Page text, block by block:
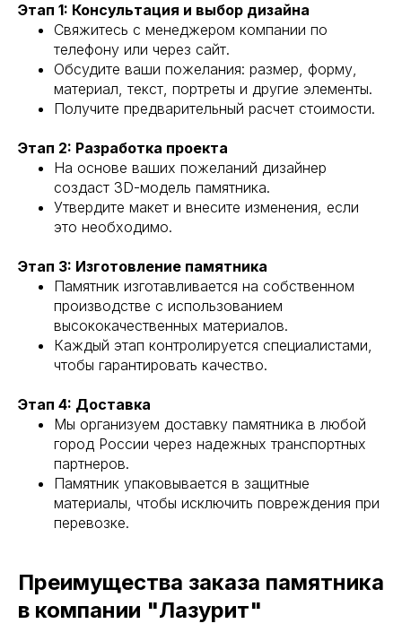
Этап 1: Консультация и выбор дизайна
Свяжитесь с менеджером компании по
телефону или через сайт.
Обсудите ваши пожелания: размер, форму,
материал, текст, портреты и другие элементы.
Получите предварительный расчет стоимости.
Этап 2: Разработка проекта
На основе ваших пожеланий дизайнер
создаст 3D-модель памятника.
Утвердите макет и внесите изменения, если
это необходимо.
Этап 3: Изготовление памятника
Памятник изготавливается на собственном
производстве с использованием
высококачественных материалов.
Каждый этап контролируется специалистами,
чтобы гарантировать качество.
Этап 4: Доставка
Мы организуем доставку памятника в любой
город России через надежных транспортных
партнеров.
Памятник упаковывается в защитные
материалы, чтобы исключить повреждения при
перевозке.
Преимущества заказа памятника
в компании "Лазурит"